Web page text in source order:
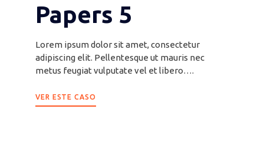
Papers 5
Lorem ipsum dolor sit amet, consectetur
adipiscing elit. Pellentesque ut mauris nec
metus feugiat vulputate vel et libero….
VER ESTE CASO